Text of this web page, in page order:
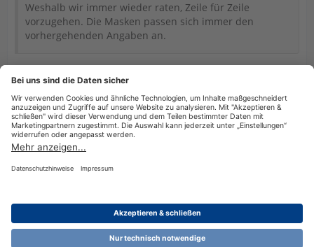
Weshalb wir immer wieder raten, Zeile für Zeile
vorzugehen. Die Masken passen sich immer den
vorhergehenden Angaben an.
Steuer-GPT kann doch nicht alle Funktionsweisen und Hilfen
eines Programms nennen. Das ist auch nicht der Sinn
dieser Neuerung. Dazu gibt es ggf. das Handbuch. zur
Software.
Nutzungsbestimmungen Cookie-Einstellungen